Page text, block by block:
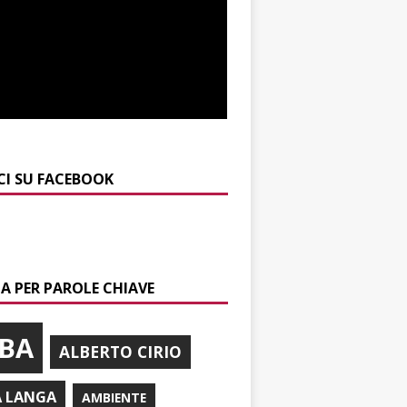
SU FACEBOOK
PER PAROLE CHIAVE
ALBERTO CIRIO
LANGA AMBIENTE